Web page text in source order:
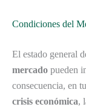
Condiciones del
El estado general
mercado pueden
consecuencia, en
crisis económica,